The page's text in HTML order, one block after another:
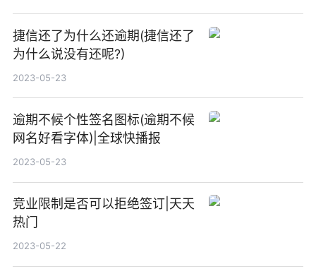
捷信还了为什么还逾期(捷信还了
为什么说没有还呢?)
2023-05-23
逾期不候个性签名图标(逾期不候
网名好看字体)|全球快播报
2023-05-23
竞业限制是否可以拒绝签订|天天
热门
2023-05-22